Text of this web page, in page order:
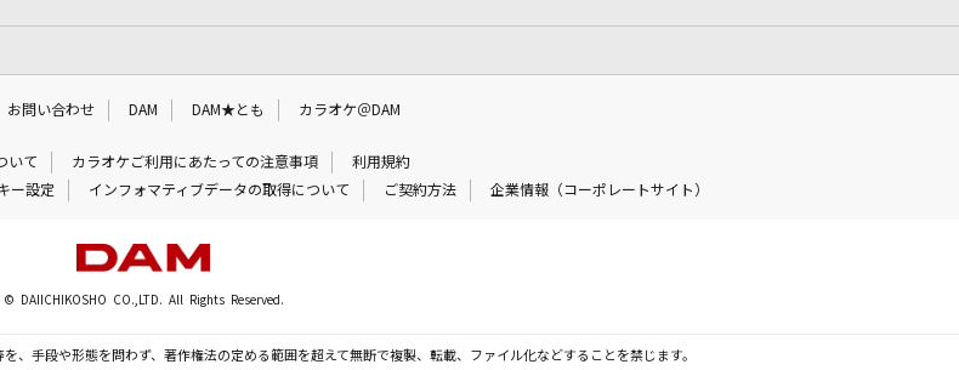
お問い合わせ DAM DAM★とも カラオケ＠DAM
いて カラオケご利用にあたっての注意事項
利用規約
ー設定 インフォマティブデータの取得について ご契約方法 企業情報（コーポレートサイト）
© DAIICHIKOSHO CO.,LTD. All Rights Reserved.
、手段や形態を問わず、著作権法の定める範囲を超えて無断で複製、転載、ファイル化などすることを禁じます。